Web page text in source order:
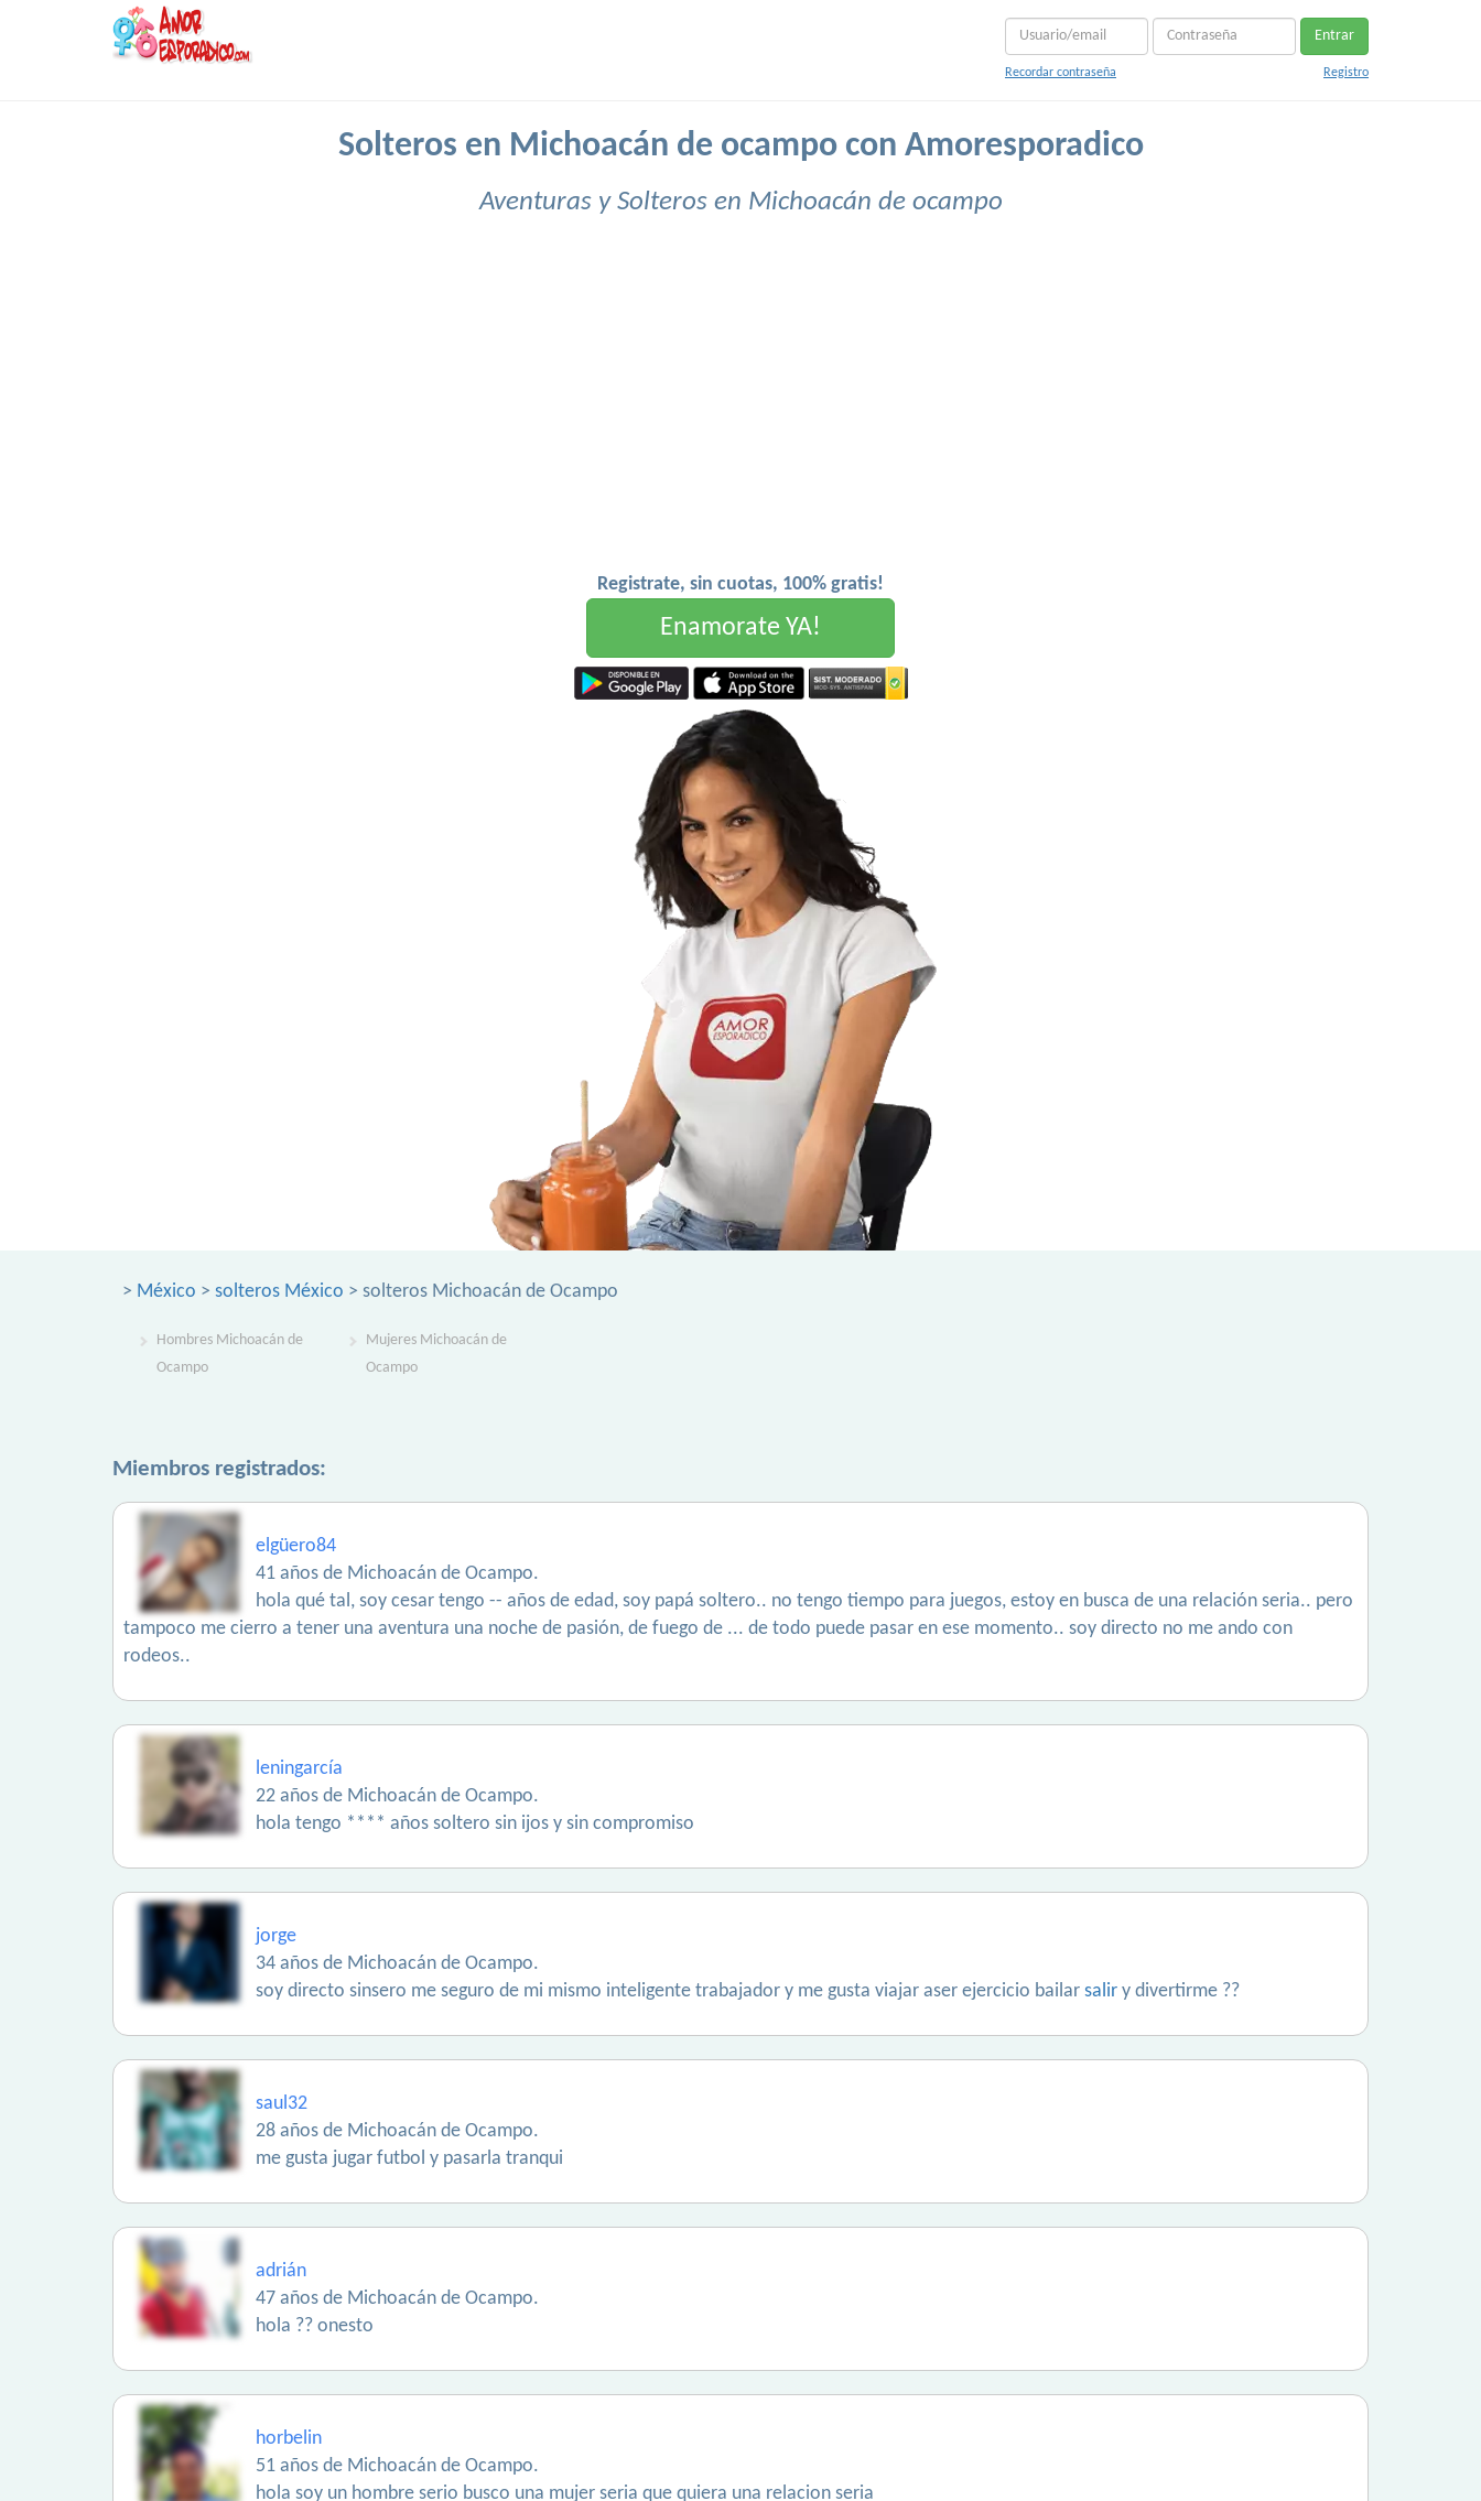
Entrar
Recordar contraseña Registro
Solteros en Michoacán de ocampo con Amoresporadico
Aventuras y Solteros en Michoacán de ocampo
Registrate, sin cuotas, 100% gratis!
Enamorate YA!
> México > solteros México > solteros Michoacán de Ocampo
Hombres Michoacán de
Ocampo
Mujeres Michoacán de
Ocampo
Miembros registrados:
elgüero84
41 años de Michoacán de Ocampo.
hola qué tal, soy cesar tengo -- años de edad, soy papá soltero.. no tengo tiempo para juegos, estoy en busca de una relación seria.. pero
tampoco me cierro a tener una aventura una noche de pasión, de fuego de ... de todo puede pasar en ese momento.. soy directo no me ando con
rodeos..
leningarcía
22 años de Michoacán de Ocampo.
hola tengo **** años soltero sin ijos y sin compromiso
jorge
34 años de Michoacán de Ocampo.
soy directo sinsero me seguro de mi mismo inteligente trabajador y me gusta viajar aser ejercicio bailar salir y divertirme ??
saul32
28 años de Michoacán de Ocampo.
me gusta jugar futbol y pasarla tranqui
adrián
47 años de Michoacán de Ocampo.
hola ?? onesto
horbelin
51 años de Michoacán de Ocampo.
hola soy un hombre serio busco una mujer seria que quiera una relacion seria